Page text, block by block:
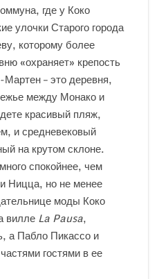
где у Коко
улочки Старого города
которому более
«охраняет» крепость
– это деревня,
между Монако и
красивый пляж,
и средневековый
на крутом склоне.
спокойнее, чем
Ницца, но не менее
моды Коко
вилле La Pausa,
а Пабло Пикассо и
гостями в ее